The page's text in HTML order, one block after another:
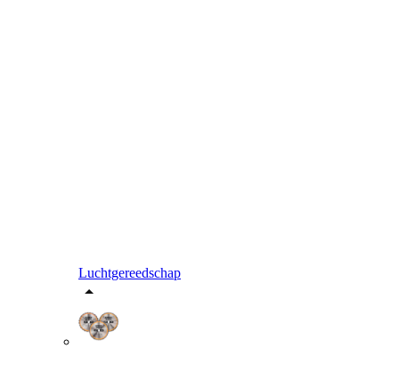
Luchtgereedschap